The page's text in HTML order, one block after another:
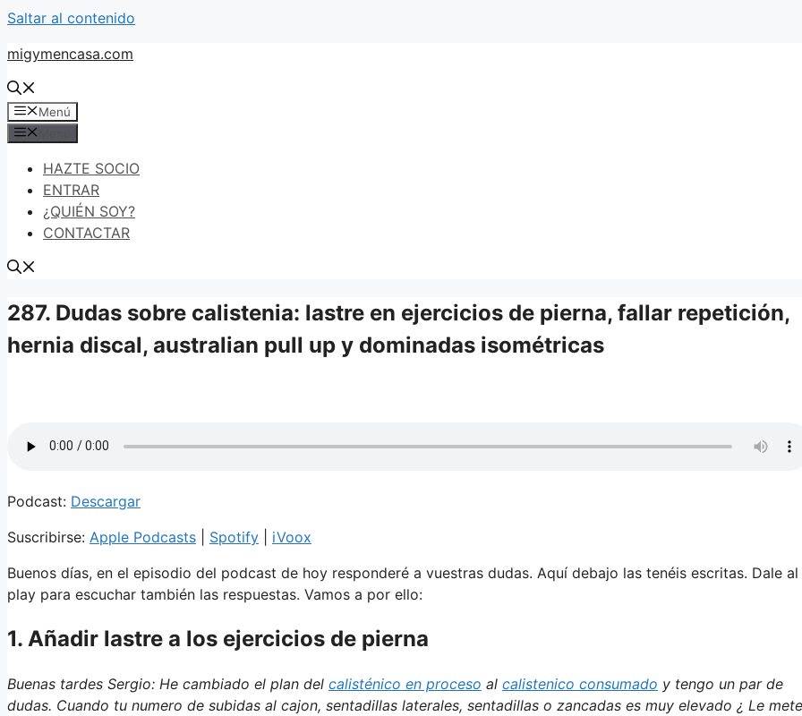
Saltar al contenido
migymencasa.com
Menú
HAZTE SOCIO
ENTRAR
¿QUIÉN SOY?
CONTACTAR
287. Dudas sobre calistenia: lastre en ejercicios de pierna, fallar repetición,
hernia discal, australian pull up y dominadas isométricas
Podcast: Descargar
Suscribirse: Apple Podcasts Spotify
iVoox
Buenos días, en el episodio del podcast de hoy responderé a vuestras dudas. Aquí debajo las tenéis escritas. Dale al
play para escuchar también las respuestas. Vamos a por ello:
1. Añadir lastre a los ejercicios de pierna
Buenas tardes Sergio: He cambiado el plan del calisténico en proceso al calistenico consumado y tengo un par de
dudas. Cuando tu numero de subidas al cajon, sentadillas laterales, sentadillas o zancadas es muy elevado ¿ Le